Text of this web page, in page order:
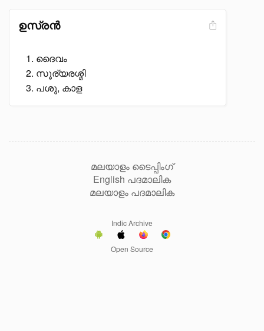
ഉസ്രൻ
ദൈവം
സൂര്യരശ്മി
പശു, കാള
മലയാളം ടൈപ്പിംഗ്
English പദമാലിക
മലയാളം പദമാലിക
Indic Archive
Open Source